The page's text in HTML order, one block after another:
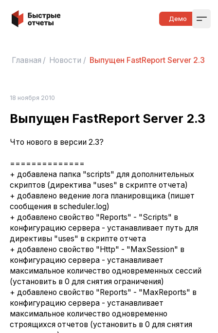
Быстрые отчеты Демо
Главная / Новости / Выпущен FastReport Server 2.3
18 ноября 2010
Выпущен FastReport Server 2.3
Что нового в версии 2.3?
==============
+ добавлена папка "scripts" для дополнительных
скриптов (директива "uses" в скрипте отчета)
+ добавлено ведение лога планировщика (пишет
сообщения в scheduler.log)
+ добавлено свойство "Reports" - "Scripts" в
конфигурацию сервера - устанавливает путь для
директивы "uses" в скрипте отчета
+ добавлено свойство "Http" - "MaxSession" в
конфигурацию сервера - устанавливает
максимальное количество одновременных сессий
(установить в 0 для снятия ограничения)
+ добавлено свойство "Reports" - "MaxReports" в
конфигурацию сервера - устанавливает
максимальное количество одновременно
строящихся отчетов (установить в 0 для снятия